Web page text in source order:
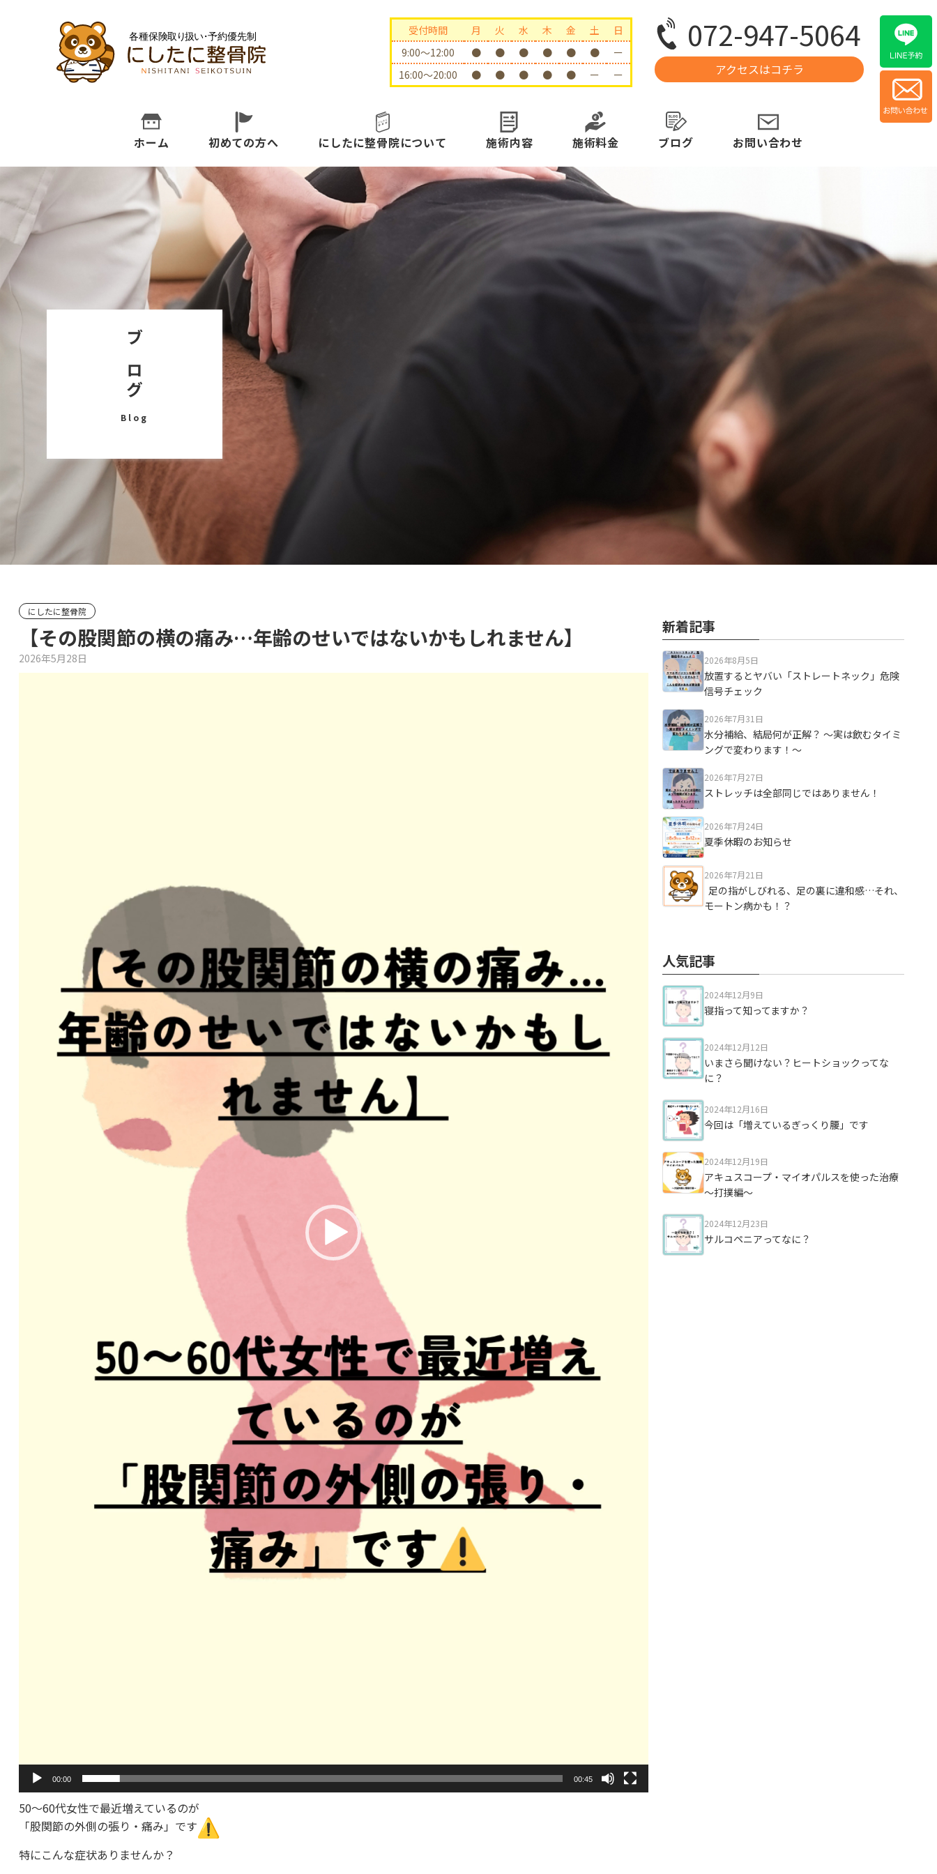
受付時間 月 火 水 木 金 土
日
9:00〜12:00
● ● ● ● ● ●
ー
16:00〜20:00
● ● ● ● ● ー ー
072-947-5064
アクセスはコチラ
ホーム 初めての方へ にしたに整骨院について 施術内容 施術料金 ブログ お問い合わせ
ブログ
Blog
にしたに整骨院
【その股関節の横の痛み…年齢のせいではないかもしれません】
2026年5月28日
00:00 00:45
50〜60代女性で最近増えているのが
「股関節の外側の張り・痛み」です
特にこんな症状ありませんか？
新着記事
2026年8月5日
放置するとヤバい「ストレートネック」危険
信号チェック
2026年7月31日
水分補給、結局何が正解？ ～実は飲むタイミ
ングで変わります！～
2026年7月27日
ストレッチは全部同じではありません！
2026年7月24日
夏季休暇のお知らせ
2026年7月21日
足の指がしびれる、足の裏に違和感…それ、
モートン病かも！？
人気記事
2024年12月9日
寝指って知ってますか？
2024年12月12日
いまさら聞けない？ヒートショックってな
に？
2024年12月16日
今回は「増えているぎっくり腰」です
2024年12月19日
アキュスコープ・マイオパルスを使った治療
～打撲編～
2024年12月23日
サルコペニアってなに？